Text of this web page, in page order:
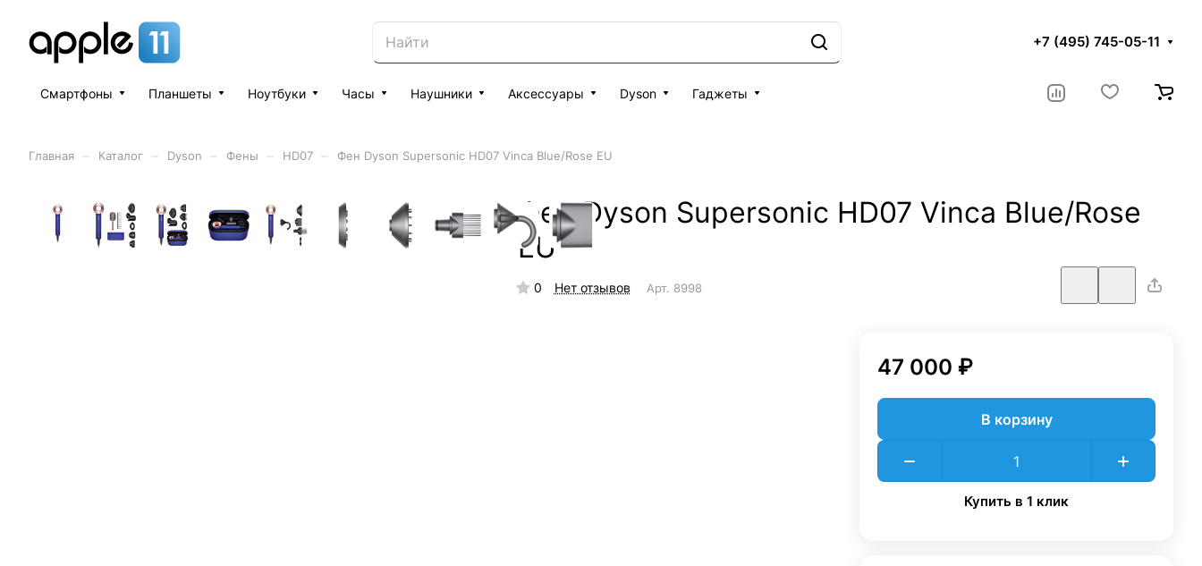
+7 (495) 745-05-11
Смартфоны Планшеты Ноутбуки Часы Наушники Аксессуары Dyson Гаджеты
Главная Каталог Dyson Фены HD07 Фен Dyson Supersonic HD07 Vinca Blue/Rose EU
Фен Dyson Supersonic HD07 Vinca Blue/Rose
EU
0 Нет отзывов Арт. 8998
47 000 ₽
В корзину
Купить в 1 клик